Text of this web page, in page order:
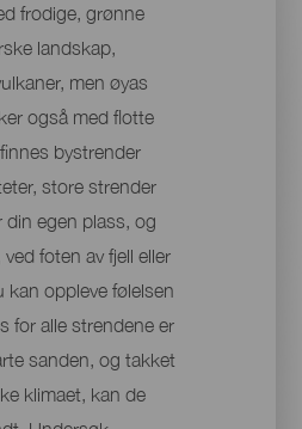
frodige, grønne
landskap,
men øyas
også med flotte
bystrender
store strender
din egen plass, og
foten av fjell eller
kan oppleve følelsen
for alle strendene er
sanden, og takket
klimaet, kan de